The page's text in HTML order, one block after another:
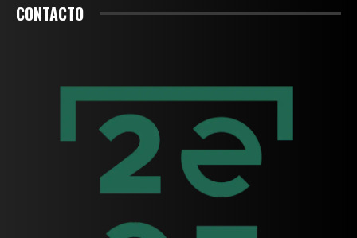
CONTACTO